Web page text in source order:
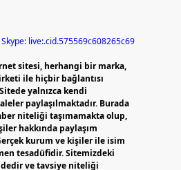
Skype: live:.cid.575569c608265c69
sitesi, herhangi bir marka,
ile hiçbir bağlantısı
yalnızca kendi
paylaşılmaktadır. Burada
niteliği taşımamakta olup,
hakkında paylaşım
kurum ve kişiler ile isim
tesadüfidir. Sitemizdeki
ve tavsiye niteliği